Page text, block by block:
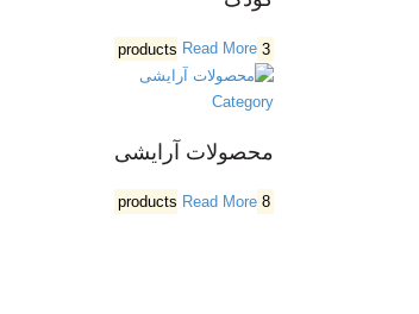
3 products
Read More
Category
محصولات آرایشی
8 products
Read More